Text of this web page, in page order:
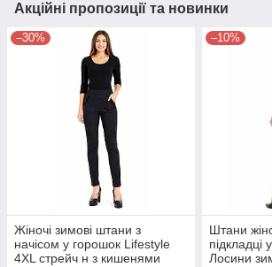
Акційні пропозиції та новинки
–30%
Жіночі зимові штани з
начісом у горошок Lifestyle
4XL стрейч н з кишенями
–10%
Штани
підкладці
Лосини